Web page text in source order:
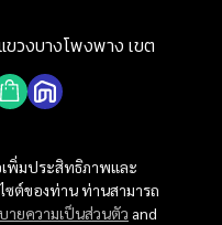
เพิ่มประสิทธิภาพและ
ซต์ของท่าน ท่านสามารถ
ายความเป็นส่วนตัว and
วงบางโพงพาง เขต